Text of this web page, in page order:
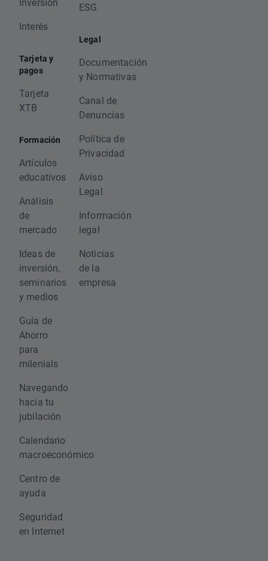
Interés
Tarjeta y
pagos
Tarjeta
XTB
Formación
Artículos
educativos
Análisis
de
mercado
Ideas de
inversión,
seminarios
y medios
Guía de
Ahorro
para
milenials
Navegando
hacia tu
jubilación
Calendario
macroeconómico
Centro de
ayuda
Seguridad
en Internet
ESG
Legal
Documentación
y Normativas
Canal de
Denuncias
Política de
Privacidad
Aviso
Legal
Información
legal
Noticias
de la
empresa